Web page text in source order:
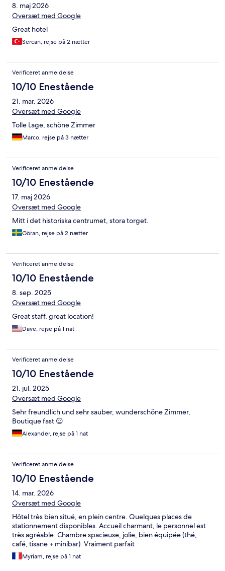
8. maj 2026
Oversæt med Google
Great hotel
Sercan, rejse på 2 nætter
Verificeret anmeldelse
10/10 Enestående
21. mar. 2026
Oversæt med Google
Tolle Lage, schöne Zimmer
Marco, rejse på 3 nætter
Verificeret anmeldelse
10/10 Enestående
17. maj 2026
Oversæt med Google
Mitt i det historiska centrumet, stora torget.
Göran, rejse på 2 nætter
Verificeret anmeldelse
10/10 Enestående
8. sep. 2025
Oversæt med Google
Great staff, great location!
Dave, rejse på 1 nat
Verificeret anmeldelse
10/10 Enestående
21. jul. 2025
Oversæt med Google
Sehr freundlich und sehr sauber, wunderschöne Zimmer,
Boutique fast 😌
Alexander, rejse på 1 nat
Verificeret anmeldelse
10/10 Enestående
14. mar. 2026
Oversæt med Google
Hôtel très bien situé, en plein centre. Quelques places de
stationnement disponibles. Accueil charmant, le personnel est
très agréable. Chambre spacieuse, jolie, bien équipée (thé,
café, tisane + minibar). Vraiment parfait
Myriam, rejse på 1 nat